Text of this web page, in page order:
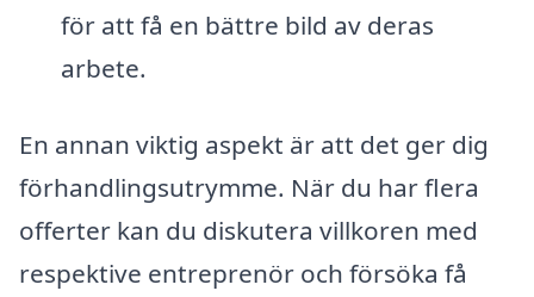
för att få en bättre bild av deras
arbete.
En annan viktig aspekt är att det ger dig
förhandlingsutrymme. När du har flera
offerter kan du diskutera villkoren med
respektive entreprenör och försöka få